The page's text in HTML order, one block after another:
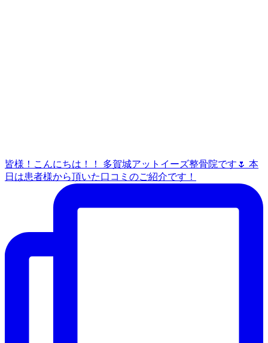
皆様！こんにちは！！ 多賀城アットイーズ整骨院です🌷 本
日は患者様から頂いた口コミのご紹介です！